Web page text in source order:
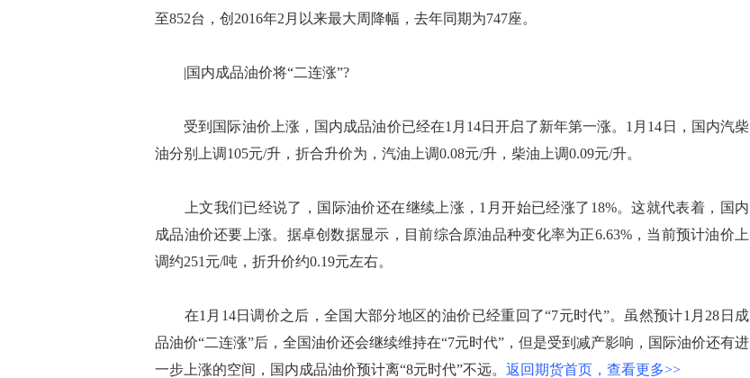
至852台，创2016年2月以来最大周降幅，去年同期为747座。
|国内成品油价将“二连涨”?
受到国际油价上涨，国内成品油价已经在1月14日开启了新年第一涨。1月14日，国内汽柴
油分别上调105元/升，折合升价为，汽油上调0.08元/升，柴油上调0.09元/升。
上文我们已经说了，国际油价还在继续上涨，1月开始已经涨了18%。这就代表着，国内
成品油价还要上涨。据卓创数据显示，目前综合原油品种变化率为正6.63%，当前预计油价上
调约251元/吨，折升价约0.19元左右。
在1月14日调价之后，全国大部分地区的油价已经重回了“7元时代”。虽然预计1月28日成
品油价“二连涨”后，全国油价还会继续维持在“7元时代”，但是受到减产影响，国际油价还有进
一步上涨的空间，国内成品油价预计离“8元时代”不远。 返回期货首页，查看更多>>